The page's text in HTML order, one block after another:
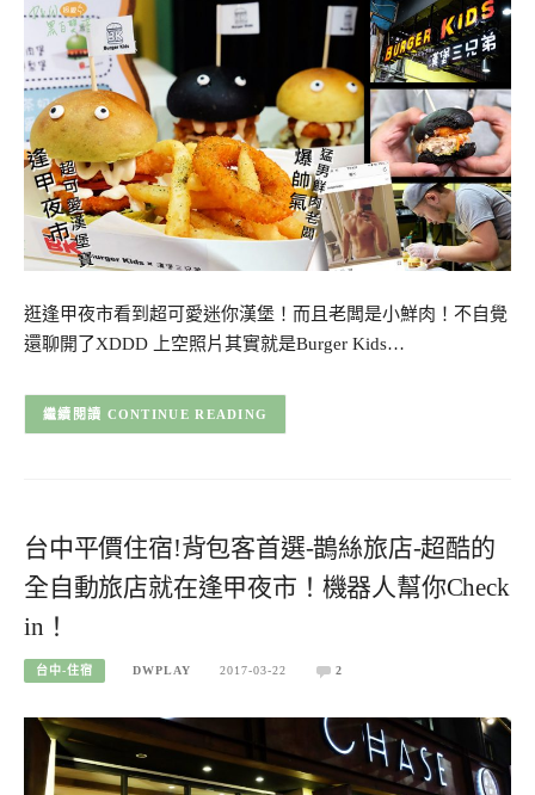
逛逢甲夜市看到超可愛迷你漢堡！而且老闆是小鮮肉！不自覺
還聊開了XDDD 上空照片其實就是Burger Kids…
CONTINUE READING
台中平價住宿!背包客首選-鵲絲旅店-超酷的
全自動旅店就在逢甲夜市！機器人幫你Check
in！
台中-住宿 DWPLAY 2017-03-22 2